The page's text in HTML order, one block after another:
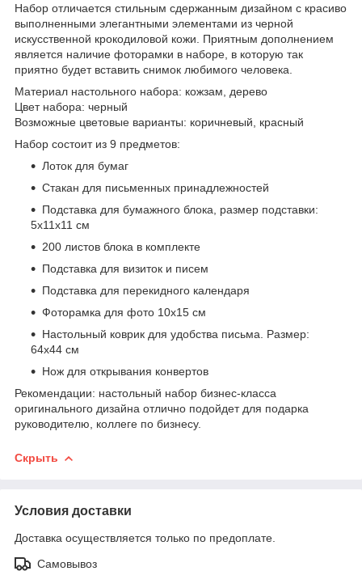
Набор отличается стильным сдержанным дизайном с красиво
выполненными элегантными элементами из черной
искусственной крокодиловой кожи. Приятным дополнением
является наличие фоторамки в наборе, в которую так
приятно будет вставить снимок любимого человека.
Материал настольного набора: кожзам, дерево
Цвет набора: черный
Возможные цветовые варианты: коричневый, красный
Набор состоит из 9 предметов:
Лоток для бумаг
Стакан для письменных принадлежностей
Подставка для бумажного блока, размер подставки:
5х11х11 см
200 листов блока в комплекте
Подставка для визиток и писем
Подставка для перекидного календаря
Фоторамка для фото 10х15 см
Настольный коврик для удобства письма. Размер:
64х44 см
Нож для открывания конвертов
Рекомендации: настольный набор бизнес-класса
оригинального дизайна отлично подойдет для подарка
руководителю, коллеге по бизнесу.
Скрыть
Условия доставки
Доставка осуществляется только по предоплате.
Самовывоз